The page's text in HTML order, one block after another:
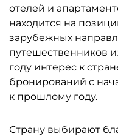
отелей и
находится на
зарубежных
путешественников
году интерес к
бронирований с
к прошлому году.
Страну выбирают